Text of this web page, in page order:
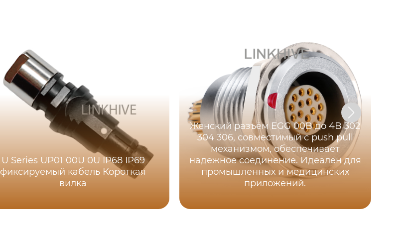
U Series UP01 00U 0U IP68 IP69
фиксируемый кабель Короткая
вилка
Женский разъём EGG 00B до 4B 302
304 306, совместимый с push pull
механизмом, обеспечивает
надежное соединение. Идеален для
промышленных и медицинских
приложений.